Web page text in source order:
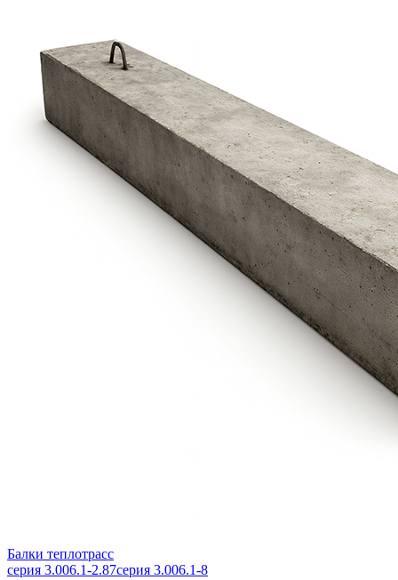
Балки теплотрасс
серия 3.006.1-2.87серия 3.006.1-8